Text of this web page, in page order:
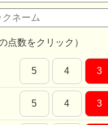
点数をクリック）
5 4 3
5 4 3